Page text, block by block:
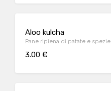
Aloo kulcha
Pane ripiena di patate e spezie
3.00 €